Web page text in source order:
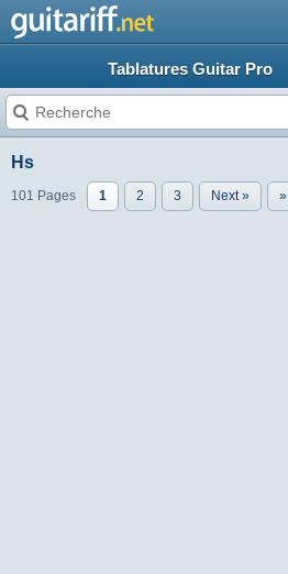
Tablatures Guitar Pro
Hs
101 Pages 1 2 3 Next » »|